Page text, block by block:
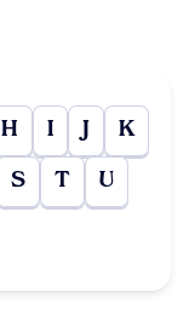
H I J K
S T U